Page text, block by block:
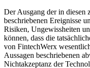
Der Ausgang der in diesen
beschriebenen Ereignisse
Risiken, Ungewissheiten
können, dass die
von FintechWerx
Aussagen beschriebenen
Nichtakzeptanz der